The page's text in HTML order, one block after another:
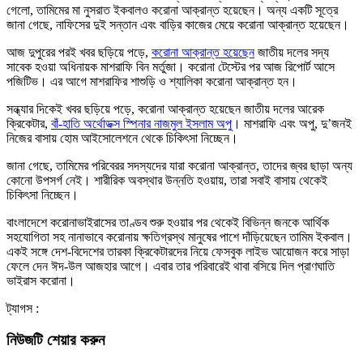
গেলো, তামিমের মা নুসরাত ইকবালও করোনা আক্রান্ত হয়েছেন। অন্য একটি সূত্রে
জানা গেছে, নাফিসের দুই সন্তান এবং বাড়ির কাজের মেয়ে করোনা আক্রান্ত হয়েছেন।
আজ দুপুরের পরই খবর ছড়িয়ে পড়ে, করোনা আক্রান্ত হয়েছেনজাতীয় দলের সদ্য
সাবেক হওয়া অধিনায়ক মাশরাফি বিন মর্তুজা। করোনা টেস্টের পর আজ রিপোর্ট আসে
পজিটিভ। এর আগে মাশরাফির শাশুড়ি ও শ্যালিকা করোনা আক্রান্ত হন।
সন্ধ্যার দিকেই খবর ছড়িয়ে পড়ে, করোনা আক্রান্ত হয়েছেন জাতীয় দলের আরেক
ক্রিকেটার, বাঁ-হাতি অর্থোডক্স স্পিনার নাজমুল ইসলাম অপু । মাশরাফি এবং অপু, দু’জনই
নিজের বাসায় হোম আইসোলেশনে থেকে চিকিৎসা নিচ্ছেন।
জানা গেছে, তামিমের পরিবেরর সদস্যদের যারা করোনা আক্রান্ত, তাদের জ্বর ছাড়া অন্য
কোনো উপসর্গ নেই। শারীরিক অবস্থার উন্নতি হওয়ায়, তারা সবাই বাসায় থেকেই
চিকিৎসা নিচ্ছেন।
বাংলাদেশে করোনাভাইরাসের তাণ্ডব শুরু হওয়ার পর থেকেই বিভিন্ন জনকে আর্থিক
সহযোগিতা সহ নানাভাবে করোনায় ক্ষতিগ্রস্থ মানুষের পাশে দাঁড়িয়েছেন তামিম ইকবাল।
একই সঙ্গে দেশ-বিদেশের তারকা ক্রিকেটারদের নিয়ে ফেসবুক লাইভ আয়োজন করে সাড়া
ফেলে দেন ঈদ-উল আজহার আগে। এবার তার পরিবারেই থাবা বসিয়ে দিল প্রাণঘাতি
ভাইরাস করোনা।
ট্যাগস :
নিউজটি শেয়ার করুন